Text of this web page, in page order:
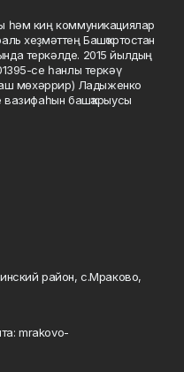
һәм киң коммуникациялар
хеҙмәттең Башҡортостан
теркәлде. 2015 йылдың
се һанлы теркәү
мөхәррир) Ладыженко
башҡарыусы
район, с.Мраково,
mrakovo-